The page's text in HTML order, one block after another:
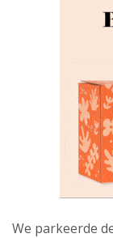
We parkeerde